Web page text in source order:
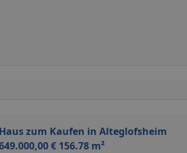
Haus zum Kaufen in Alteglofsheim
€ 156.78 m²